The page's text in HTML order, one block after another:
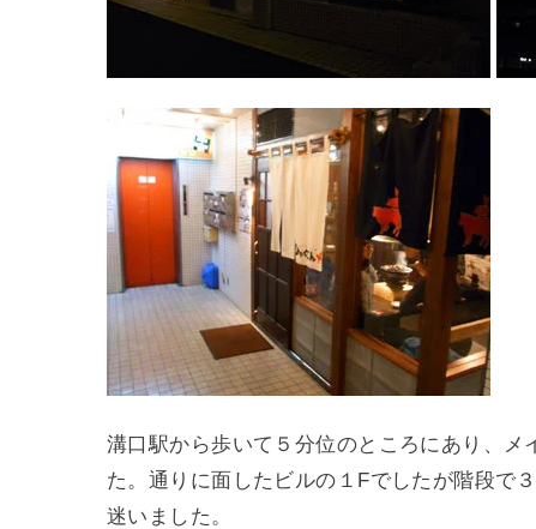
溝口駅から歩いて５分位のところにあり、
た。通りに面したビルの１Fでしたが階段で
迷いました。